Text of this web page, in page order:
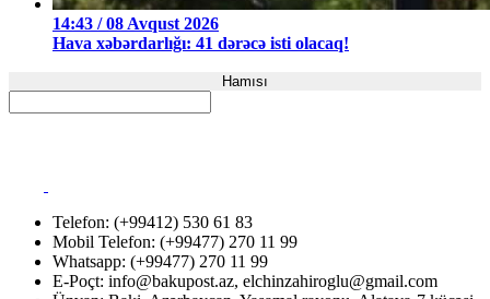
14:43 / 08 Avqust 2026
Hava xəbərdarlığı: 41 dərəcə isti olacaq!
Hamısı
Telefon: (+99412) 530 61 83
Mobil Telefon: (+99477) 270 11 99
Whatsapp: (+99477) 270 11 99
E-Poçt: info@bakupost.az, elchinzahiroglu@gmail.com